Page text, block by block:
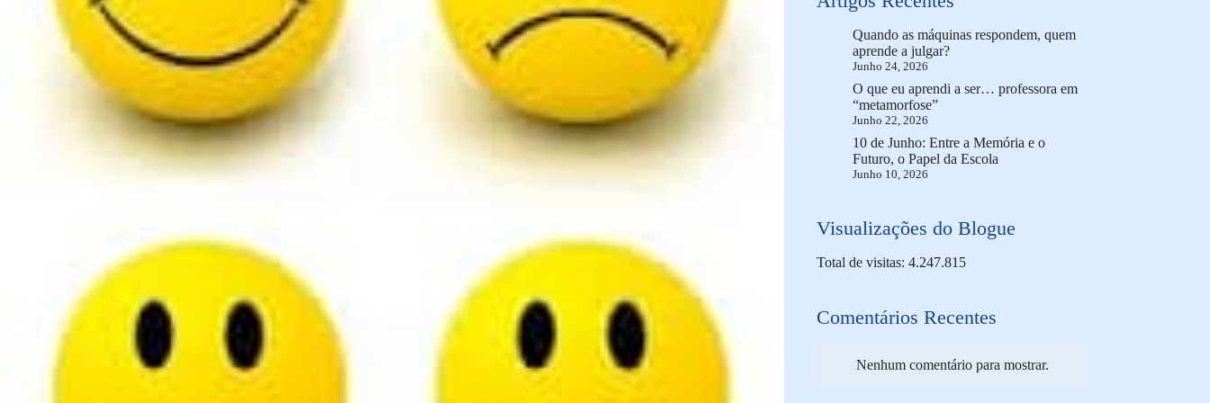
Quando as máquinas respondem, quem
aprende a julgar?
Junho 24, 2026
O que eu aprendi a ser… professora em
“metamorfose”
Junho 22, 2026
10 de Junho: Entre a Memória e o
Futuro, o Papel da Escola
Junho 10, 2026
Visualizações do Blogue
Total de visitas: 4.247.815
Comentários Recentes
Nenhum comentário para mostrar.